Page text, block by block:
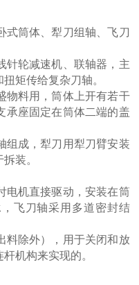
筒体、犁刀组轴、飞刀
轮减速机、联轴器，主
矩传给复杂刀轴。
料用，筒体上开有若干
承座固定在筒体二端的盖
成，犁刀用犁刀臂安装
装。
机直接驱动，安装在筒
飞刀轴采用多道密封结
除外），用于关闭和放
机构来实现的。